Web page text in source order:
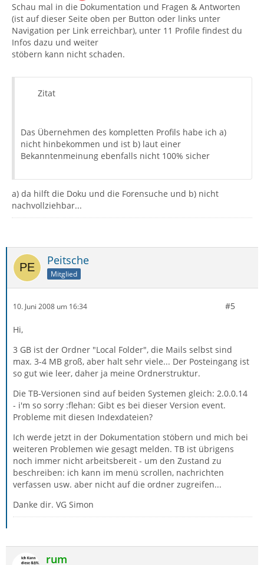
Schau mal in die Dokumentation und Fragen & Antworten
(ist auf dieser Seite oben per Button oder links unter
Navigation per Link erreichbar), unter 11 Profile findest du
Infos dazu und weiter
stöbern kann nicht schaden.
Zitat
Das Übernehmen des kompletten Profils habe ich a)
nicht hinbekommen und ist b) laut einer
Bekanntenmeinung ebenfalls nicht 100% sicher
a) da hilft die Doku und die Forensuche und b) nicht
nachvollziehbar...
Peitsche
Mitglied
10. Juni 2008 um 16:34 #5
Hi,
3 GB ist der Ordner "Local Folder", die Mails selbst sind
max. 3-4 MB groß, aber halt sehr viele... Der Posteingang ist
so gut wie leer, daher ja meine Ordnerstruktur.
Die TB-Versionen sind auf beiden Systemen gleich: 2.0.0.14
- i'm so sorry :flehan: Gibt es bei dieser Version event.
Probleme mit diesen Indexdateien?
Ich werde jetzt in der Dokumentation stöbern und mich bei
weiteren Problemen wie gesagt melden. TB ist übrigens
noch immer nicht arbeitsbereit - um den Zustand zu
beschreiben: ich kann im menü scrollen, nachrichten
verfassen usw. aber nicht auf die ordner zugreifen...
Danke dir. VG Simon
rum